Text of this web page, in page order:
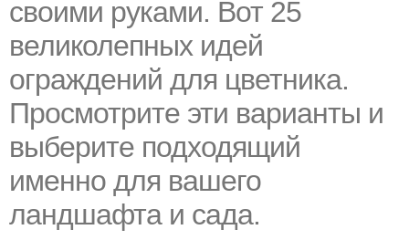
своими руками. Вот 25
великолепных идей
ограждений для цветника.
Просмотрите эти варианты и
выберите подходящий
именно для вашего
ландшафта и сада.